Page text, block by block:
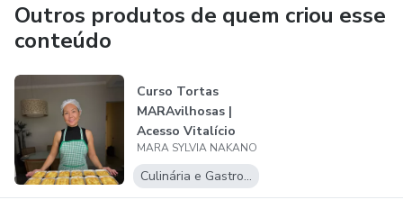
Outros produtos de quem criou esse
conteúdo
Curso Tortas
MARAvilhosas |
Acesso Vitalício
MARA SYLVIA NAKANO
Culinária e Gastronomia